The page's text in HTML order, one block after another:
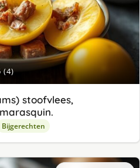
(4)
stoofvlees,
Bijgerechten